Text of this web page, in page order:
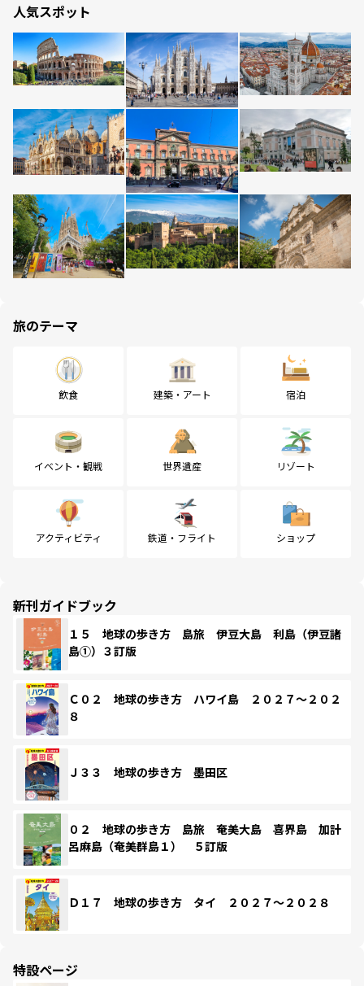
人気スポット
旅のテーマ
飲食 建築・アート 宿泊
イベント・観戦 世界遺産 リゾート
アクティビティ 鉄道・フライト ショップ
新刊ガイドブック
１５ 地球の歩き方 島旅 伊豆大島 利島（伊豆諸
島①）３訂版
Ｃ０２ 地球の歩き方 ハワイ島 ２０２７～２０２
８
Ｊ３３ 地球の歩き方 墨田区
０２ 地球の歩き方 島旅 奄美大島 喜界島 加計
呂麻島（奄美群島１） ５訂版
Ｄ１７ 地球の歩き方 タイ ２０２７～２０２８
特設ページ